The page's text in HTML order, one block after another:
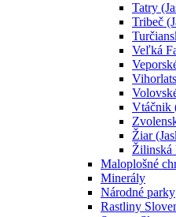
Tatry
Tribeč
Veľká
Vtáčnik
Žiar
Žilinská
Maloplošné
Minerály
Národné parky
Rastliny